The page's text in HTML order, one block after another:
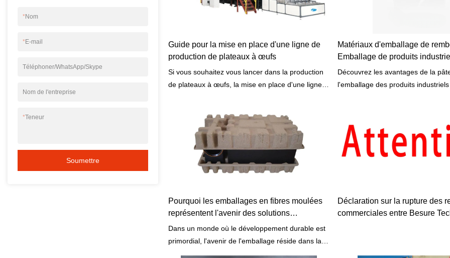
*Nom
*E-mail
Téléphoner/WhatsApp/Skype
Nom de l'entreprise
*Teneur
Soumettre
Guide pour la mise en place d'une ligne de
production de plateaux à œufs
Si vous souhaitez vous lancer dans la production
de plateaux à œufs, la mise en place d'une ligne
vous devez savoir sur la mise en place d'une ligne
de production de plateaux à œufs, y compris
l'équipement nécessaire et les facteurs qui
influencent l'efficacité de votre ligne.
Matériaux d'emballage de
Emballage de produits
Découvrez les avantages de la
l'emballage des produits
Pourquoi les emballages en fibres moulées
représentent l'avenir des solutions
d'emballage durables
Dans un monde où le développement durable est
primordial, l'avenir de l'emballage réside dans la
Déclaration sur la rupture des
commerciales entre Besure